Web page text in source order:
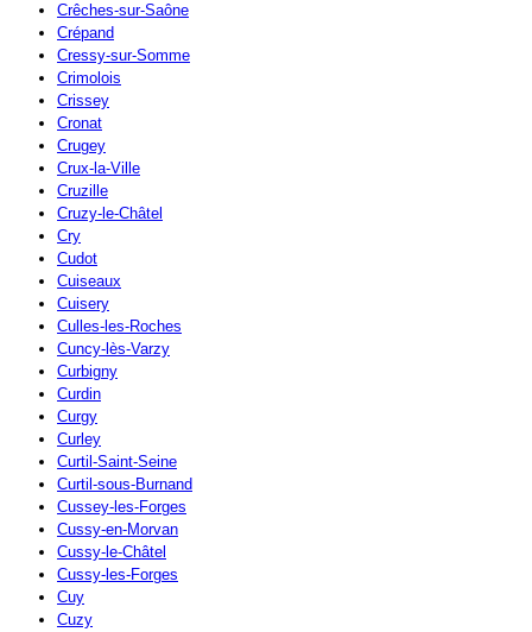
Crêches-sur-Saône
Crépand
Cressy-sur-Somme
Crimolois
Crissey
Cronat
Crugey
Crux-la-Ville
Cruzille
Cruzy-le-Châtel
Cry
Cudot
Cuiseaux
Cuisery
Culles-les-Roches
Cuncy-lès-Varzy
Curbigny
Curdin
Curgy
Curley
Curtil-Saint-Seine
Curtil-sous-Burnand
Cussey-les-Forges
Cussy-en-Morvan
Cussy-le-Châtel
Cussy-les-Forges
Cuy
Cuzy